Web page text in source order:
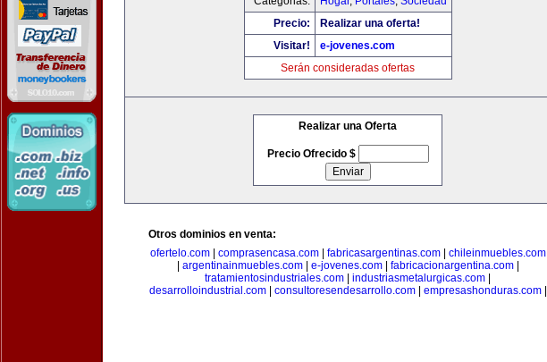
Precio:
Realizar una oferta!
Visitar!
e-jovenes.com
Serán consideradas ofertas
Realizar una Oferta
Precio Ofrecido $
Otros dominios en venta:
ofertelo.com| comprasencasa.com| fabricasargentinas.com| chileinmuebles.com
argentinainmuebles.com| e-jovenes.com| fabricacionargentina.com|
tratamientosindustriales.com
industriasmetalurgicas.com
desarrolloindustrial.com| consultoresendesarrollo.com| empresashonduras.com|